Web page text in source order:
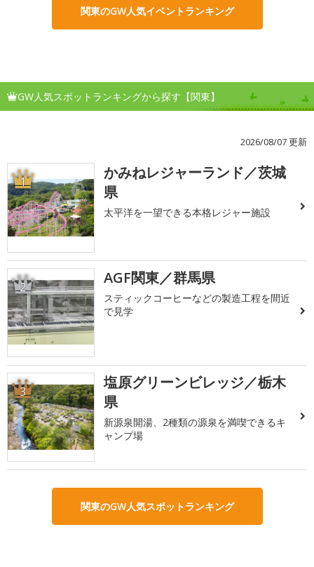
関東のGW人気イベントランキング
GW人気スポットランキングから探す【関東】
2026/08/07 更新
1
かみねレジャーランド／茨城
県
太平洋を一望できる本格レジャー施設
2 AGF関東／群馬県
スティックコーヒーなどの製造工程を間近
で見学
3
塩原グリーンビレッジ／栃木
県
新源泉開湯、2種類の源泉を満喫できるキ
ャンプ場
関東のGW人気スポットランキング